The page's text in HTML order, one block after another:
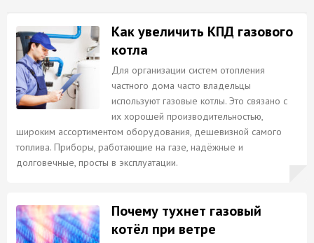
Как увеличить КПД газового
котла
Для организации систем отопления
частного дома часто владельцы
используют газовые котлы. Это связано с
их хорошей производительностью,
широким ассортиментом оборудования, дешевизной самого
топлива. Приборы, работающие на газе, надёжные и
долговечные, просты в эксплуатации.
Почему тухнет газовый
котёл при ветре